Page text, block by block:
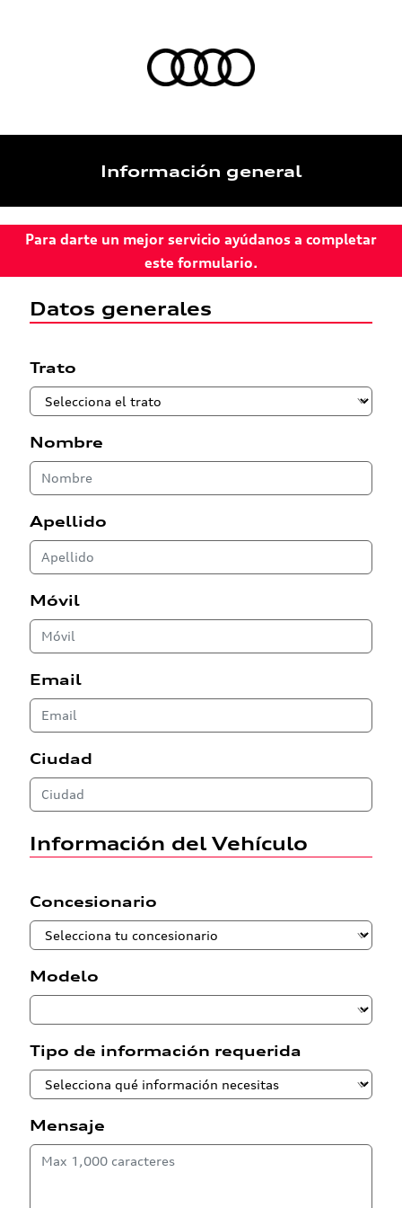
Información general
Para darte un mejor servicio ayúdanos a completar
este formulario.
Datos generales
Trato
Nombre
Apellido
Móvil
Email
Ciudad
Información del Vehículo
Concesionario
Modelo
Tipo de información requerida
Mensaje